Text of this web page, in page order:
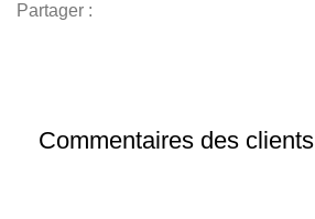
Partager :
Commentaires des clients